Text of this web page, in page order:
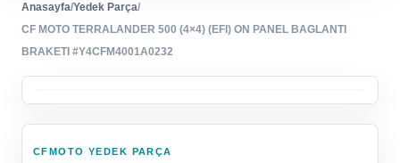
Anasayfa/Yedek Parça/
CF MOTO TERRALANDER 500 (4×4) (EFI) ON PANEL BAGLANTI
BRAKETI #Y4CFM4001A0232
CFMOTO YEDEK PARÇA